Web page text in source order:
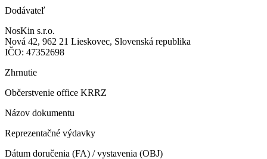
Dodávateľ
NosKin s.r.o.
Nová 42, 962 21 Lieskovec, Slovenská republika
IČO: 47352698
Zhrnutie
Občerstvenie office KRRZ
Názov dokumentu
Reprezentačné výdavky
Dátum doručenia (FA) / vystavenia (OBJ)